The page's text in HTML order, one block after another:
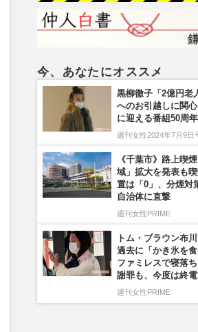
今、あなたにオススメ
黒柳徹子「2億円老
へのお引越しに関
に迎える番組50周
週刊女性2024年7月9日
《千葉市》路上喫
域」拡大を発表も
置は「0」、分煙対
自治体に直撃
週刊女性PRIME
トム・ブラウン布川
過去に「かき氷を
ファミレスで寝落
謝罪も、今度は終
週刊女性PRIME